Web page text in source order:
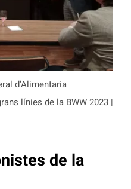
d’Alimentaria
línies de la BWW 2023 |
de la